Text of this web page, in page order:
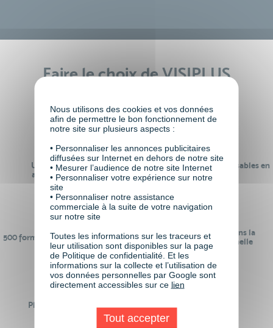
Faire le choix de VISIPLUS
Un réseau de 22 000
anciens participants
100% des formations réalisables en
digital learning
500 formations pour se préparer au
monde de demain
24 ans d'expérience dans la
formation professionnelle
Plus de 50 formations
Des intervenants
Nous utilisons des cookies et vos données
afin de permettre le bon fonctionnement de
notre site sur plusieurs aspects :
• Personnaliser les annonces publicitaires
diffusées sur Internet en dehors de notre site
• Mesurer l’audience de notre site Internet
• Personnaliser votre expérience sur notre
site
• Personnaliser notre assistance
commerciale à la suite de votre navigation
sur notre site
Toutes les informations sur les traceurs et
leur utilisation sont disponibles sur la page
de Politique de confidentialité. Et les
informations sur la collecte et l’utilisation de
vos données personnelles par Google sont
directement accessibles sur ce lien
Tout accepter